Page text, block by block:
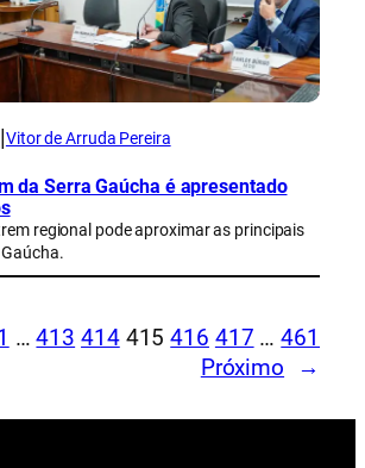
Vitor de Arruda Pereira
da Serra Gaúcha é apresentado
regional pode aproximar as principais
… 413 414 415 416 417 … 461
Próximo
→